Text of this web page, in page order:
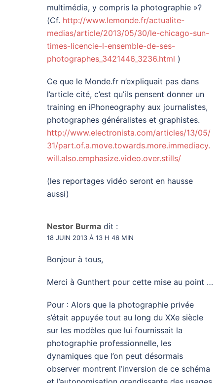
multimédia, y compris la photographie »?
(Cf. http://www.lemonde.fr/actualite-
medias/article/2013/05/30/le-chicago-sun-
times-licencie-l-ensemble-de-ses-
photographes_3421446_3236.html )
Ce que le Monde.fr n’expliquait pas dans
l’article cité, c’est qu’ils pensent donner un
training en iPhoneography aux journalistes,
photographes généralistes et graphistes.
http://www.electronista.com/articles/13/05/
31/part.of.a.move.towards.more.immediacy.
will.also.emphasize.video.over.stills/
(les reportages vidéo seront en hausse
aussi)
Nestor Burma dit :
18 JUIN 2013 À 13 H 46 MIN
Bonjour à tous,
Merci à Gunthert pour cette mise au point …
Pour : Alors que la photographie privée
s’était appuyée tout au long du XXe siècle
sur les modèles que lui fournissait la
photographie professionnelle, les
dynamiques que l’on peut désormais
observer montrent l’inversion de ce schéma